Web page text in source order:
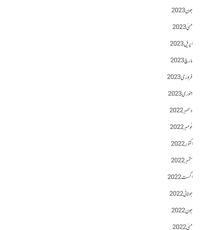
جون 2023
مئی 2023
اپریل 2023
مارچ 2023
فروری 2023
جنوری 2023
دسمبر 2022
نومبر 2022
اکتوبر 2022
ستمبر 2022
اگست 2022
جولائی 2022
جون 2022